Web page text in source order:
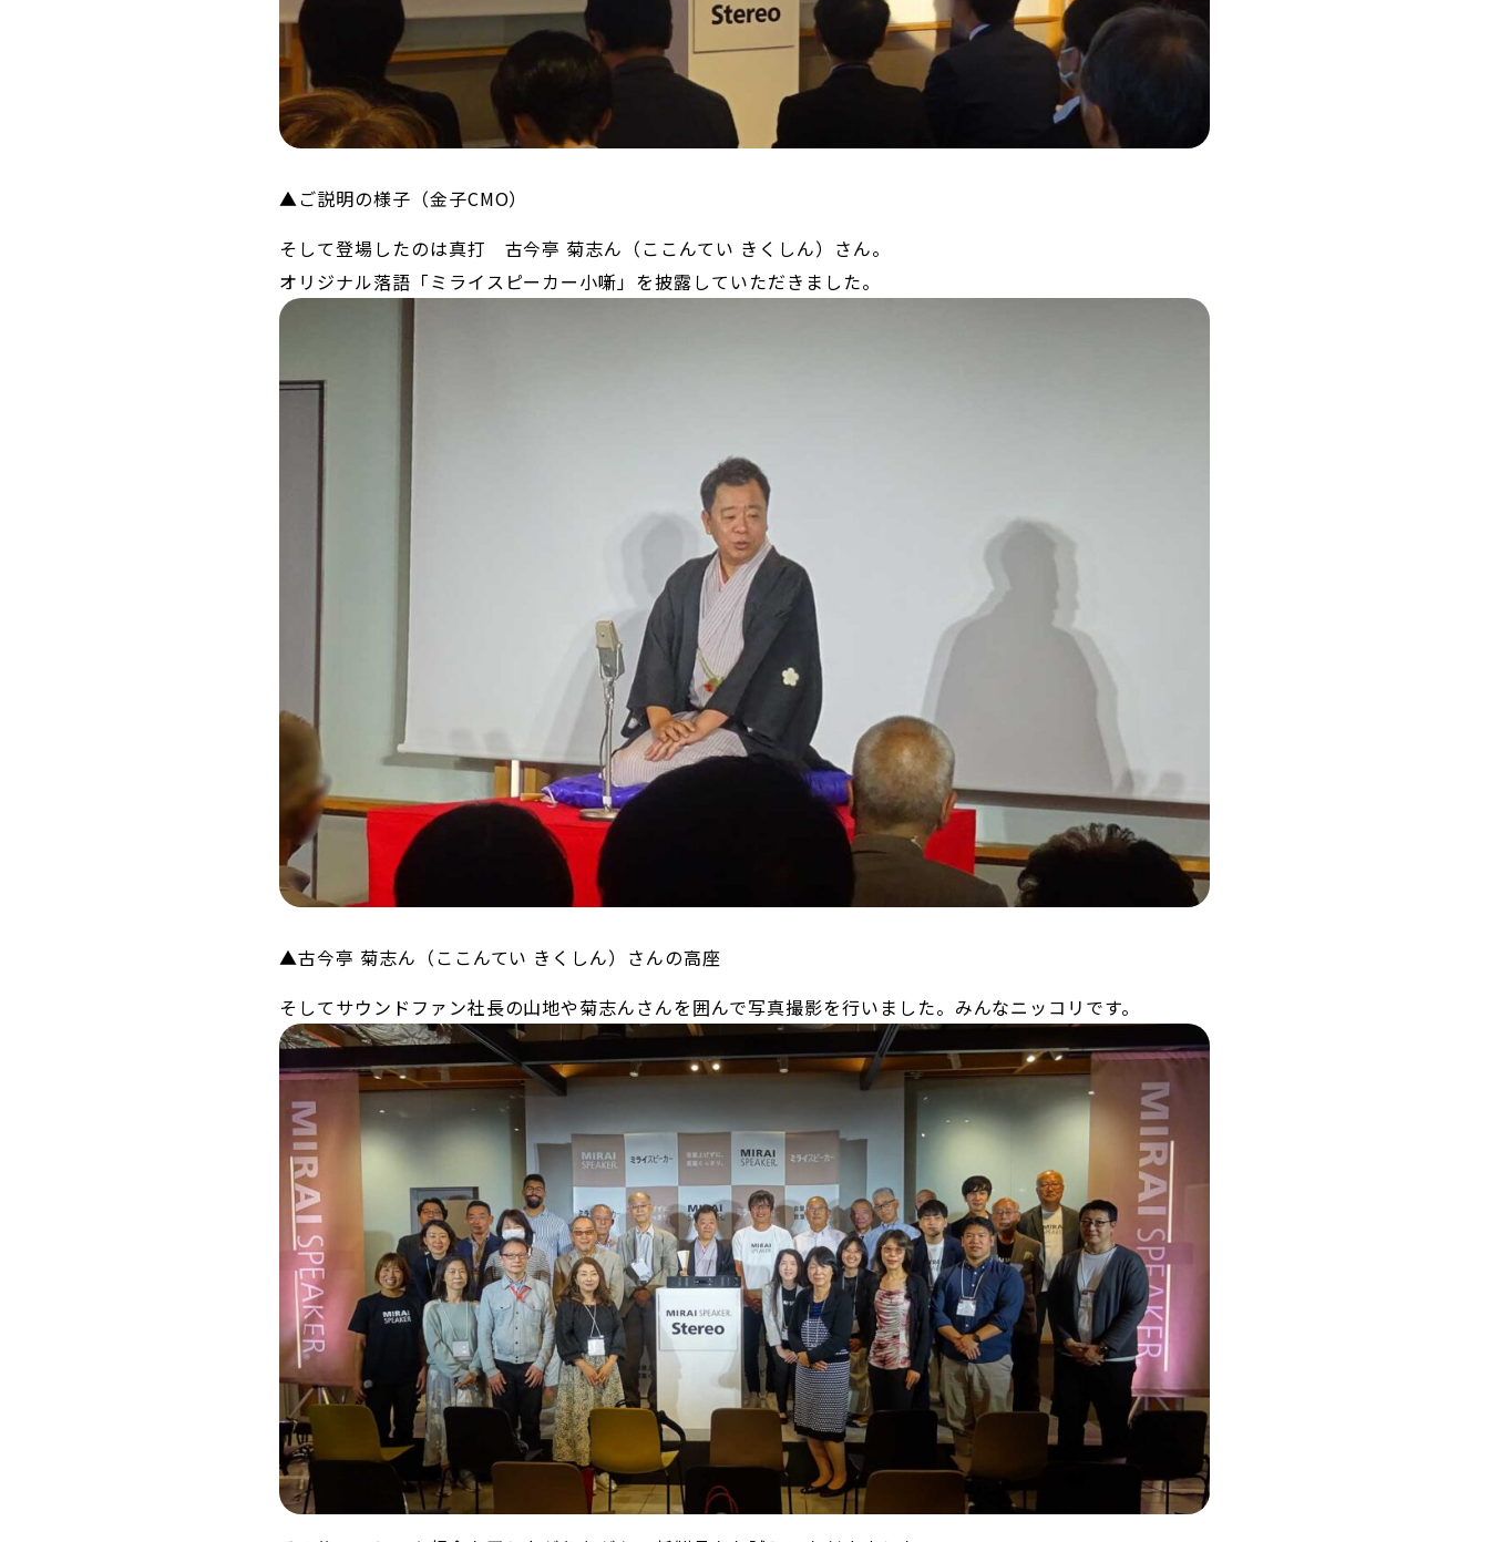
▲ご説明の様子（金子CMO）
そして登場したのは真打 古今亭 菊志ん（ここんてい きくしん）さん。
オリジナル落語「ミライスピーカー小噺」を披露していただきました。
▲古今亭 菊志ん（ここんてい きくしん）さんの高座
そしてサウンドファン社長の山地や菊志んさんを囲んで写真撮影を行いました。みんなニッコリです。